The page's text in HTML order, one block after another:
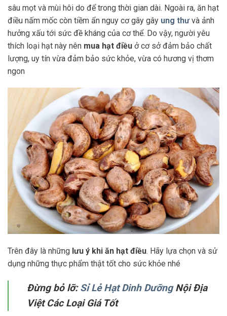
sâu mọt và mùi hôi do để trong thời gian dài. Ngoài ra, ăn hạt
điều nấm mốc còn tiềm ẩn nguy cơ gây gây ung thưvà ảnh
hưởng xấu tới sức đề kháng của cơ thể. Do vậy, người yêu
thích loại hạt này nên mua hạt điều ở cơ sở đảm bảo chất
lượng, uy tín vừa đảm bảo sức khỏe, vừa có hương vị thơm
ngon
Trên đây là những lưu ý khi ăn hạt điều. Hãy lựa chọn và sử
dụng những thực phẩm thật tốt cho sức khỏe nhé
Đừng bỏ lỡ:Sỉ Lẻ Hạt Dinh DưỡngNội Địa
Việt Các Loại Giá Tốt